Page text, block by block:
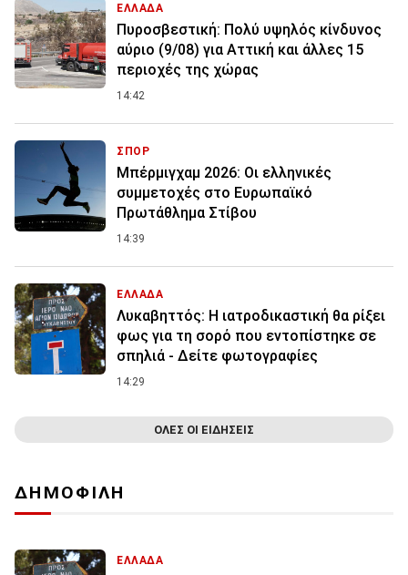
ΕΛΛΑΔΑ
Πυροσβεστική: Πολύ υψηλός κίνδυνος
αύριο (9/08) για Αττική και άλλες 15
περιοχές της χώρας
14:42
ΣΠΟΡ
Μπέρμιγχαμ 2026: Οι ελληνικές
συμμετοχές στο Ευρωπαϊκό
Πρωτάθλημα Στίβου
14:39
ΕΛΛΑΔΑ
Λυκαβηττός: Η ιατροδικαστική θα ρίξει
φως για τη σορό που εντοπίστηκε σε
σπηλιά - Δείτε φωτογραφίες
14:29
ΟΛΕΣ ΟΙ ΕΙΔΗΣΕΙΣ
ΔΗΜΟΦΙΛΗ
ΕΛΛΑΔΑ